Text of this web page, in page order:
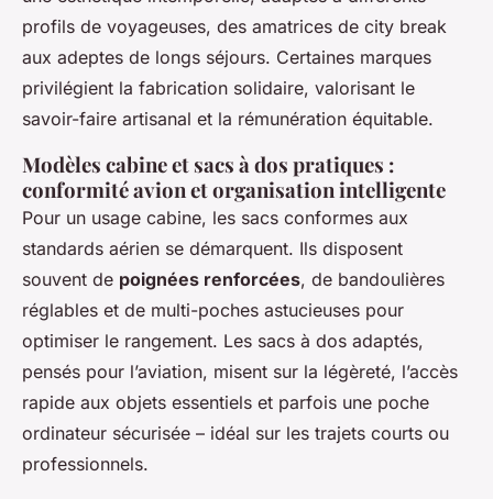
profils de voyageuses, des amatrices de city break
aux adeptes de longs séjours. Certaines marques
privilégient la fabrication solidaire, valorisant le
savoir-faire artisanal et la rémunération équitable.
Modèles cabine et sacs à dos pratiques :
conformité avion et organisation intelligente
Pour un usage cabine, les sacs conformes aux
standards aérien se démarquent. Ils disposent
souvent de poignées renforcées, de bandoulières
réglables et de multi-poches astucieuses pour
optimiser le rangement. Les sacs à dos adaptés,
pensés pour l’aviation, misent sur la légèreté, l’accès
rapide aux objets essentiels et parfois une poche
ordinateur sécurisée – idéal sur les trajets courts ou
professionnels.